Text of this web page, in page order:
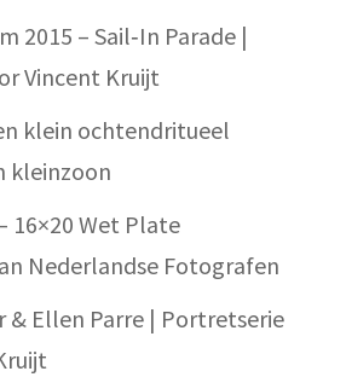
2015 – Sail‑In Parade |
Vincent Kruijt
klein ochtendritueel
kleinzoon
16×20 Wet Plate
Nederlandse Fotografen
& Ellen Parre | Portretserie